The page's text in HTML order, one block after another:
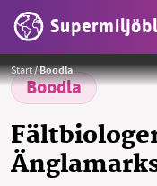
OMRÅDEN
MILJÖFAKTA
OM OSS
Start/Boodla
Boodla